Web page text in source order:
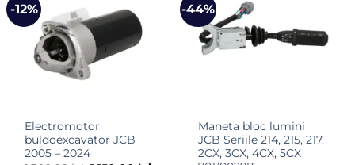
-12%
Electromotor
buldoexcavator JCB
2005 – 2024
-44%
Maneta bloc lumini
JCB Seriile 214, 215, 217,
2CX, 3CX, 4CX, 5CX